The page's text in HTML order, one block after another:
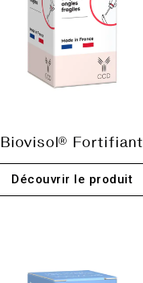
Biovisol® Fortifiant
Découvrir le produit